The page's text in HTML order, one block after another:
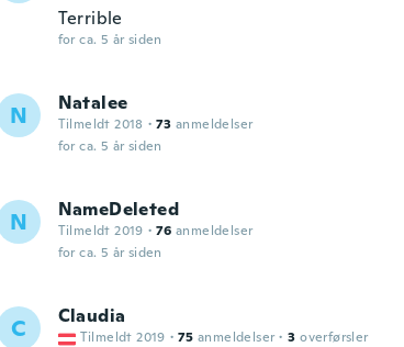
Terrible
for ca. 5 år siden
N Natalee
Tilmeldt 2018 · 73 anmeldelser
for ca. 5 år siden
N NameDeleted
Tilmeldt 2019 · 76 anmeldelser
for ca. 5 år siden
C Claudia
Tilmeldt 2019 · 75 anmeldelser · 3 overførsler